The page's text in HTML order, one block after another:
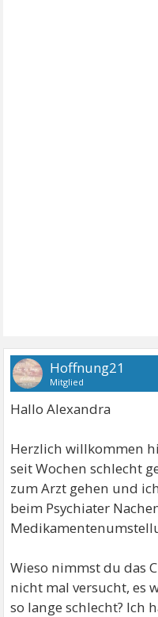
Hoffnung21
Mitglied
Hallo Alexandra
Herzlich willkommen
seit Wochen schlecht
zum Arzt gehen und
beim Psychiater
Wieso nimmst du das
nicht mal versucht, es
so lange schlecht? Ich